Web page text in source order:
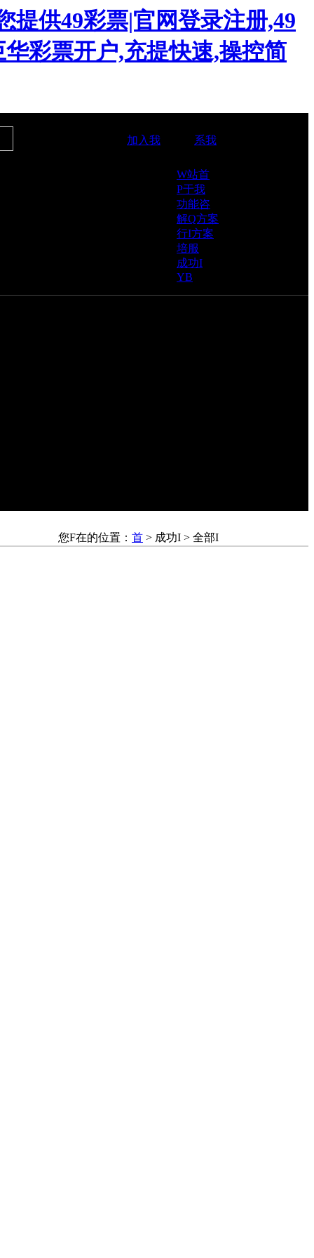
提供49彩票|官网登录注册,49
彩票开户,充提快速,操控简
系我
加入我
W站首
P于我
功能咨
解Q方案
行I方案
培服
成功I
YB
您F在的位置： 首 > 成功I > 全部I